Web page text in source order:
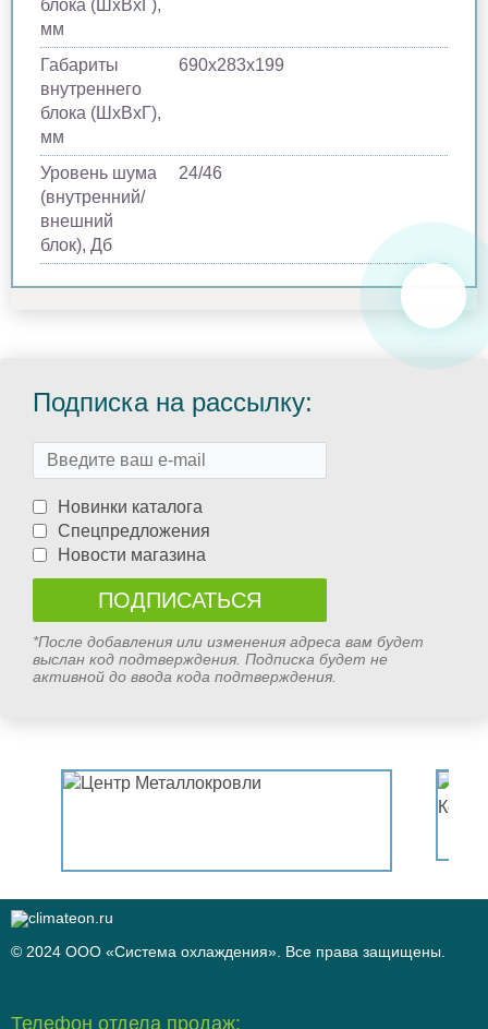
блока (ШхВхГ),
мм
Габариты
внутреннего
блока (ШхВхГ),
мм
690х283х199
Уровень шума
(внутренний/
внешний
блок), Дб
24/46
Подписка на рассылку:
Новинки каталога
Спецпредложения
Новости магазина
*После добавления или изменения адреса вам будет
выслан код подтверждения. Подписка будет не
активной до ввода кода подтверждения.
© 2024 ООО «Система охлаждения». Все права защищены.
Телефон отдела продаж: